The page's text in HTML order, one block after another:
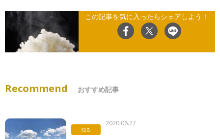
この記事を気に入ったらシェアしよう！
Recommend おすすめ記事
知る
2020.06.27